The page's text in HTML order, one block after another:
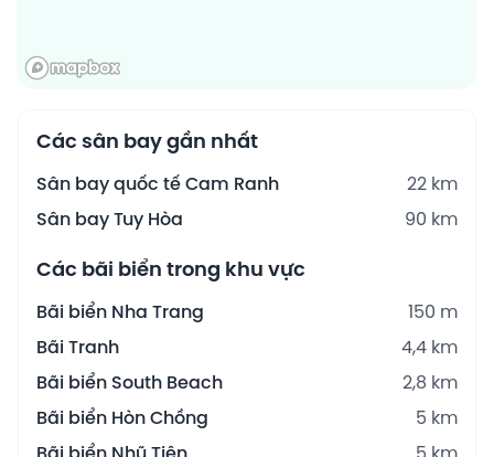
Các sân bay gần nhất
Sân bay quốc tế Cam Ranh
22 km
Sân bay Tuy Hòa
90 km
Các bãi biển trong khu vực
Bãi biển Nha Trang
150 m
Bãi Tranh
4,4 km
Bãi biển South Beach
2,8 km
Bãi biển Hòn Chồng
5 km